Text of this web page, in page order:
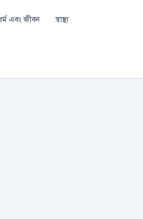
এবং জীবন স্বাস্থ্য